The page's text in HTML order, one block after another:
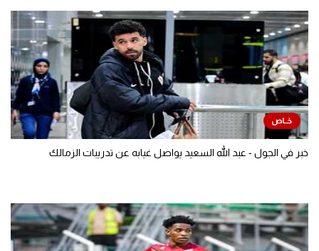
خبر في الجول - عبد الله السعيد يواصل غيابه عن تدريبات الزمالك